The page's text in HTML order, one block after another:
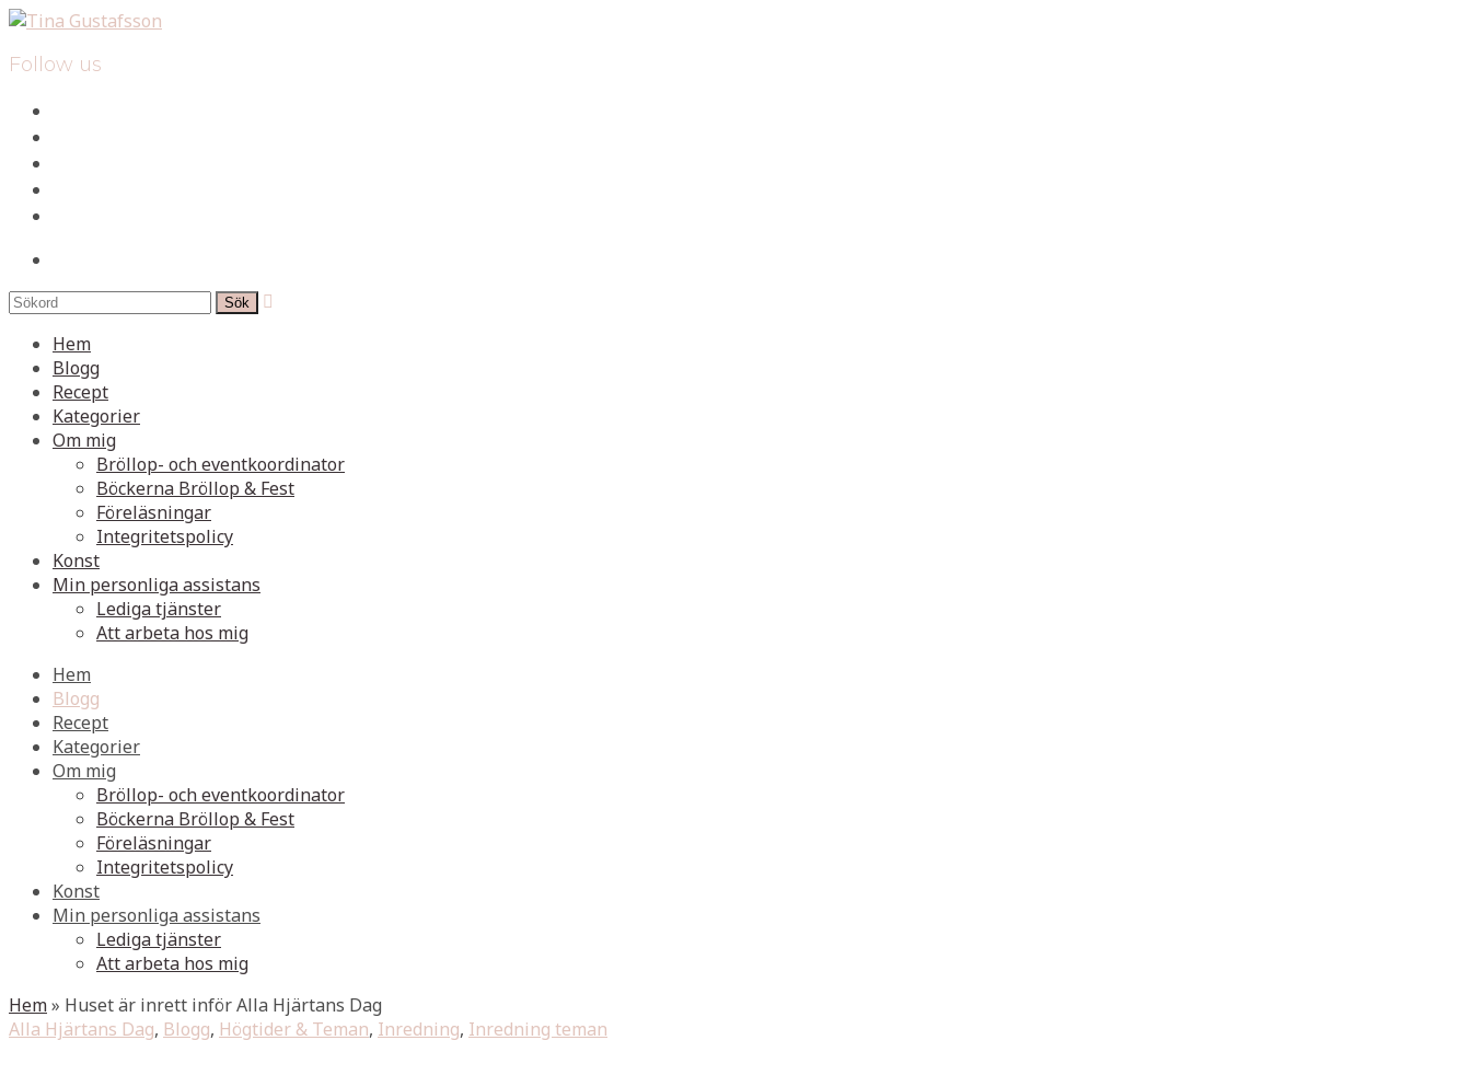
Follow us

Hem
Blogg
Recept
Kategorier
Om mig
Bröllop- och eventkoordinator
Böckerna Bröllop & Fest
Föreläsningar
Integritetspolicy
Konst
Min personliga assistans
Lediga tjänster
Att arbeta hos mig
Hem
Blogg
Recept
Kategorier
Om mig
Bröllop- och eventkoordinator
Böckerna Bröllop & Fest
Föreläsningar
Integritetspolicy
Konst
Min personliga assistans
Lediga tjänster
Att arbeta hos mig
Hem» Huset är inrett inför Alla Hjärtans Dag
Alla Hjärtans Dag, Blogg, Högtider & Teman, Inredning, Inredning teman